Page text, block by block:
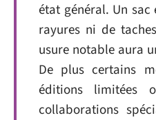
état général. Un sac
rayures ni de
usure notable aura
De plus certains
éditions limitées
collaborations